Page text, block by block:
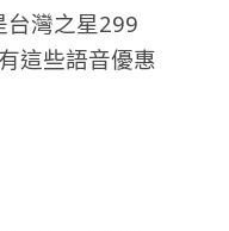
台灣之星299
這些語音優惠